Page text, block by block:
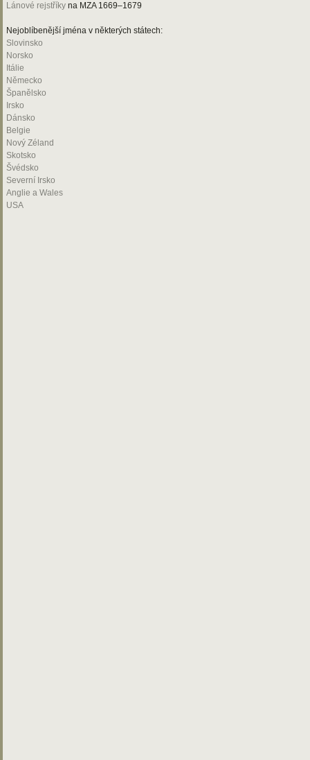
Lánové rejstříky na MZA 1669–1679
Nejoblíbenější jména v některých státech:
Slovinsko
Norsko
Itálie
Německo
Španělsko
Irsko
Dánsko
Belgie
Nový Zéland
Skotsko
Švédsko
Severní Irsko
Anglie a Wales
USA